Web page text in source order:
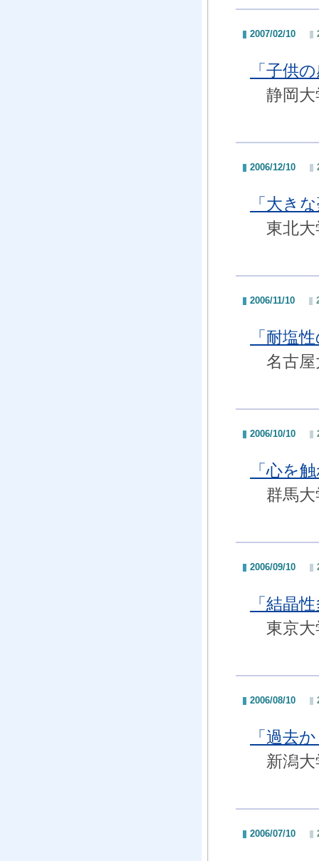
2007/02/10
「子供
静岡大
2006/12/10
「大き
東北大
2006/11/10
「耐塩
名古屋
2006/10/10
「心を
群馬大
2006/09/10
「結晶
東京大
2006/08/10
「過去
新潟大
2006/07/10